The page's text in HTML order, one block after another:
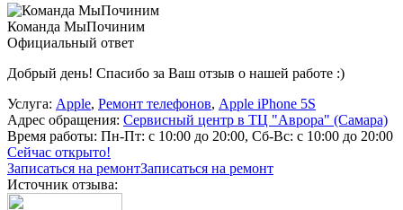
Команда МыПочиним
Официальный ответ
Добрый день! Спасибо за Ваш отзыв о нашей работе :)
Услуга: Apple, Ремонт телефонов, Apple iPhone 5S
Адрес обращения: Сервисный центр в ТЦ "Аврора" (Самара)
Время работы: Пн-Пт: с 10:00 до 20:00, Сб-Вс: с 10:00 до 20:00
Сейчас открыто!
Записаться на ремонтЗаписаться на ремонт
Источник отзыва: